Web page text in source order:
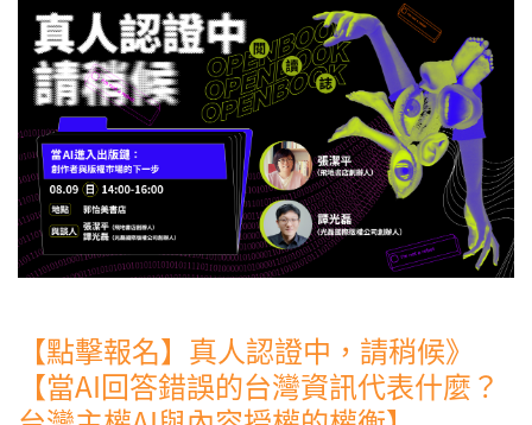
【點擊報名】真人認證中，請稍候》
【當AI回答錯誤的台灣資訊代表什麼？